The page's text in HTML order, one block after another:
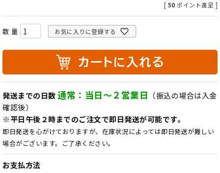
[ 50 ポイント進呈 ]
お気に入りに登録する
発送までの日数通常：当日～２営業日 （振込の場合は入金
確認後）
※平日午後２時までのご注文で即日発送が可能です。
即日発送を心がけておりますが、在庫状況によっては即日発送が難しい
場合がございます。ご了承ください。
お支払方法